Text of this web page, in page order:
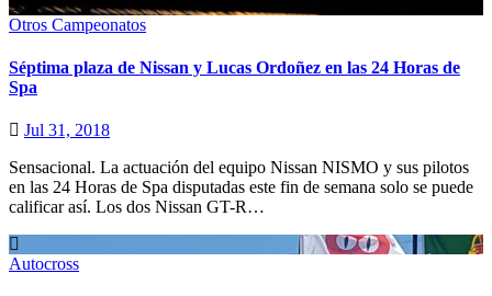
Otros Campeonatos
Séptima plaza de Nissan y Lucas Ordoñez en las 24 Horas de
Spa
Jul 31, 2018
Sensacional. La actuación del equipo Nissan NISMO y sus pilotos
en las 24 Horas de Spa disputadas este fin de semana solo se puede
calificar así. Los dos Nissan GT-R…
Autocross